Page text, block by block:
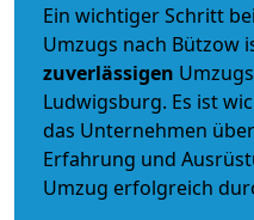
Ein wichtiger Schritt
Umzugs nach Bützow
zuverlässigen
Ludwigsburg. Es ist
das Unternehmen
Erfahrung und
Umzug erfolgreich